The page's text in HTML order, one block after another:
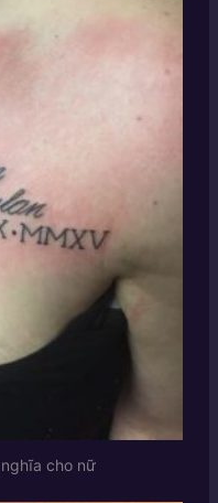
cho nữ